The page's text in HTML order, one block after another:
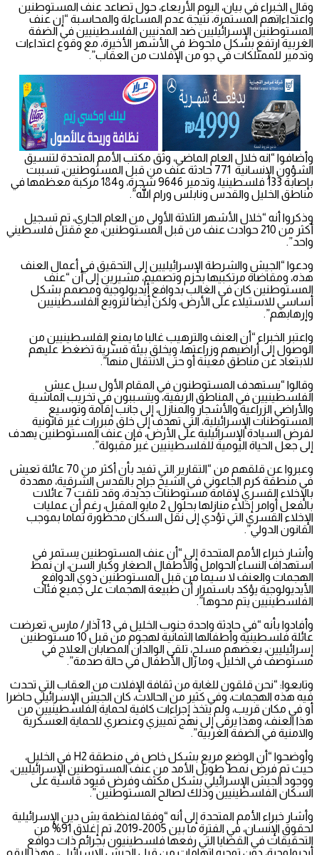
وقال الخبراء في بيان، اليوم الأربعاء، حول تصاعد عنف المستوطنين
واعتداءاتهم المستمرة، نتيجة عدم المساءلة والمحاسبة “إن عنف
المستوطنين الإسرائيليين ضد المدنيين الفلسطينيين في الضفة
الغربية ارتفع بشكل ملحوظ في الأشهر الأخيرة، مع وقوع اعتداءات
وتدمير للممتلكات في جو من الإفلات من العقاب”.
وأضافوا “انه خلال العام الماضي، وثّق مكتب الأمم المتحدة لتنسيق
الشؤون الإنسانية 771 حادثة عنف من قبل المستوطنين، تسببت
بإصابة 133 فلسطينيا، وتدمير 9646 شجرة، و184 مركبة معظمها في
مناطق الخليل والقدس ونابلس ورام الله”.
وذكروا أنه “خلال الأشهر الثلاثة الأولى من العام الجاري، تم تسجيل
أكثر من 210 حوادث عنف من قبل المستوطنين، مع مقتل فلسطيني
واحد”.
ودعوا “الجيش والشرطة الإسرائيليين إلى التحقيق في أعمال العنف
هذه، ومقاضاة مرتكبيها بحزم وتصميم، مشيرين إلى أن “عنف
المستوطنين كان في الغالب بدوافع أيديولوجية ومصمم بشكل
أساسي للاستيلاء على الأرض، ولكن أيضا لترويع الفلسطينيين
وإرهابهم”.
واعتبر الخبراء “أن العنف والترهيب غالبا ما يمنع الفلسطينيين من
الوصول إلى أراضيهم وزراعتها، ويخلق بيئة قسرية تضغط عليهم
للابتعاد عن مناطق معينة أو حتى الانتقال منها”.
وقالوا “يستهدف المستوطنون في المقام الأول سبل عيش
الفلسطينيين في المناطق الريفية، ويتسببون في تخريب الماشية
والأراضي الزراعية والأشجار والمنازل، إلى جانب إقامة وتوسيع
المستوطنات الإسرائيلية، التي تهدف إلى خلق مبررات غير قانونية
لفرض السيادة الإسرائيلية على الأرض، فإن عنف المستوطنين يهدف
إلى جعل الحياة اليومية للفلسطينيين غير مقبولة”.
وعبروا عن قلقهم من “التقارير التي تفيد بأن أكثر من 70 عائلة تعيش
في منطقة كرم الجاعوني في الشيخ جراح بالقدس الشرقية، مهددة
بالإخلاء القسري لإقامة مستوطنات جديدة، وقد تلقت 7 عائلات
بالفعل أوامر إخلاء منازلها بحلول 2 مايو المقبل، رغم أن عمليات
الإخلاء القسري التي تؤدي إلى نقل السكان محظورة تماما بموجب
القانون الدولي”.
وأشار خبراء الأمم المتحدة إلى “أن عنف المستوطنين يستمر في
استهداف النساء الحوامل والأطفال الصغار وكبار السن، ان نمط
الهجمات والعنف لا سيما من قبل المستوطنين ذوي الدوافع
الأيديولوجية يؤكد باستمرار أن طبيعة الهجمات على جميع فئات
الفلسطينيين يتم محوها”.
وأفادوا بأنه “في حادثة واحدة جنوب الخليل في 13 آذار/ مارس، تعرضت
عائلة فلسطينية وأطفالها الثمانية لهجوم من قبل 10 مستوطنين
إسرائيليين، بعضهم مسلح، تلقى الوالدان المصابان العلاج في
مستوصف في الخليل، وما زال الأطفال في حالة صدمة”.
وتابعوا: “نحن قلقون للغاية من ثقافة الإفلات من العقاب التي تحدث
فيه هذه الهجمات، وفي كثير من الحالات، كان الجيش الإسرائيلي حاضرا
أو في مكان قريب، ولم يتخذ إجراءات كافية لحماية الفلسطينيين من
هذا العنف، وهذا يرقى إلى نهج تمييزي وعنصري للحماية العسكرية
والامنية في الضفة الغربية”.
وأوضحوا “أن الوضع مريع بشكل خاص في منطقة H2 في الخليل،
حيث تم فرض نمط طويل الأمد من عنف المستوطنين الإسرائيليين،
ووجود الجيش الإسرائيلي بشكل مكثف وفرض قيود قاسية على
السكان الفلسطينيين وذلك لصالح المستوطنين”.
وأشار خبراء الأمم المتحدة إلى أنه “وفقا لمنظمة يش دين الإسرائيلية
لحقوق الإنسان، في الفترة ما بين 2005-2019، تم إغلاق 91% من
التحقيقات في القضايا التي رفعها فلسطينيون بجرائم ذات دوافع